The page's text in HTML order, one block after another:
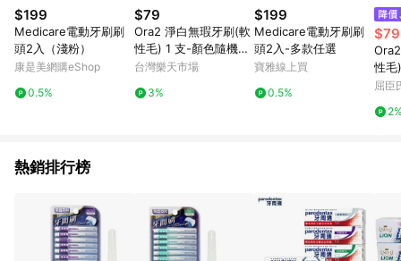
$199
Medicare電動牙刷刷
頭2入（淺粉）
康是美網購eShop
0.5%
$79
Ora2 淨白無瑕牙刷(軟
性毛) 1 支-顏色隨機出
貨
台灣樂天市場
3%
$199
Medicare電動牙刷刷
頭2入-多款任選
寶雅線上買
0.5%
$79
性毛
貨
屈臣
熱銷排行榜